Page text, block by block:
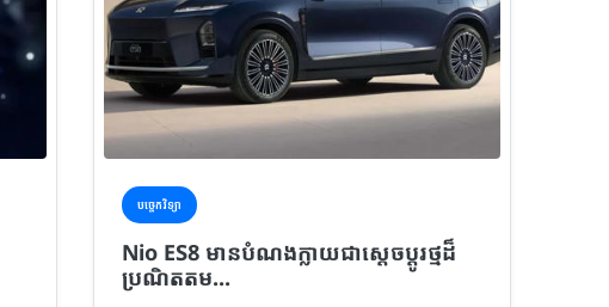
បច្ចេកវិទ្យា
Nio ES8 មានបំណងក្លាយជាស្តេចប្តូរថ្មដ៏
ប្រណិតតម...